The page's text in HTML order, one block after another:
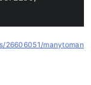
26606051/manytoman